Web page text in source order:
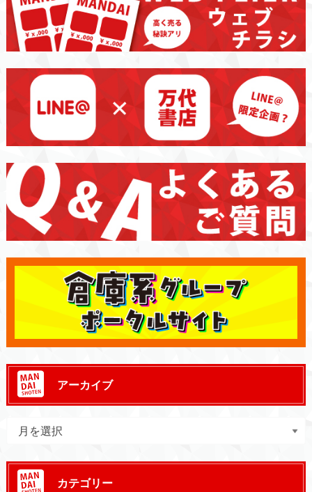
アーカイブ
カテゴリー